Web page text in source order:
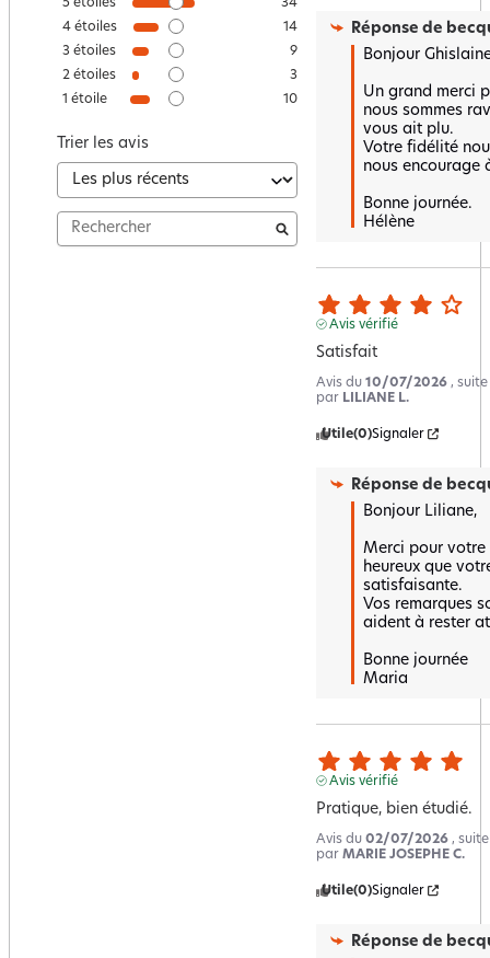
5 étoiles
34
4 étoiles
14
3 étoiles
9
2 étoiles
3
1 étoile 10
Trier les avis
Réponse de
Bonjour
Un grand merci
nous sommes
vous ait plu.
Votre fidélité
nous encourage
Bonne journée.
Hélène
Avis vérifié
Satisfait
Avis du 10/07/2026 ,
par LILIANE L.
Utile(0)Signaler
Réponse de
Bonjour Liliane,
Merci pour votre
heureux que
satisfaisante.
Vos remarques
aident à rester
Bonne journée
Maria
Avis vérifié
Pratique, bien étudié.
Avis du 02/07/2026 ,
par MARIE JOSEPHE C.
Utile(0)Signaler
Réponse de